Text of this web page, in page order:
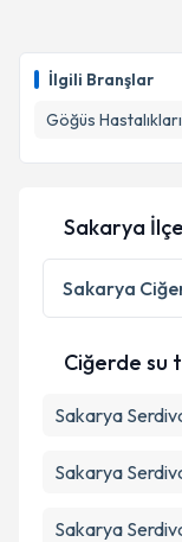
İlgili Branşlar
Göğüs Hastalıkları
E-posta
Kişisel
Metni'ni
Sakarya
Sakarya
Ciğerde su
Sakarya
Sakarya
Sakarya